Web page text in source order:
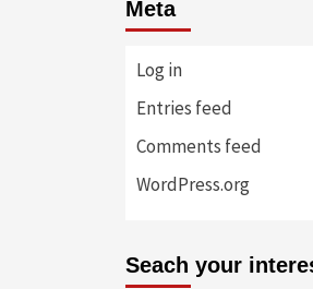
Meta
Log in
Entries feed
Comments feed
WordPress.org
Seach your